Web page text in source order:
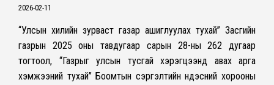
2026-02-11
“Улсын хилийн зурваст газар ашиглуулах тухай” Засгийн
газрын 2025 оны тавдугаар сарын 28-ны 262 дугаар
тогтоол, “Газрыг улсын тусгай хэрэгцээнд авах арга
хэмжээний тухай” Боомтын сэргэлтийн Үндэсний хорооны